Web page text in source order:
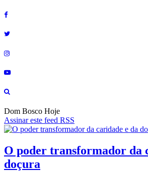
Dom Bosco Hoje
Assinar este feed RSS
O poder transformador da
doçura